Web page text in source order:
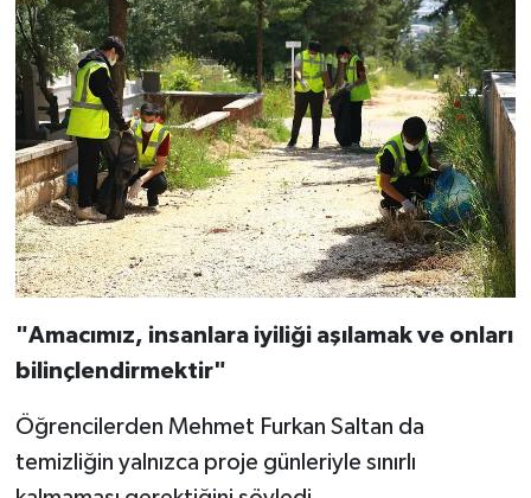
"Amacımız, insanlara iyiliği aşılamak ve onları
bilinçlendirmektir"
Öğrencilerden Mehmet Furkan Saltan da
temizliğin yalnızca proje günleriyle sınırlı